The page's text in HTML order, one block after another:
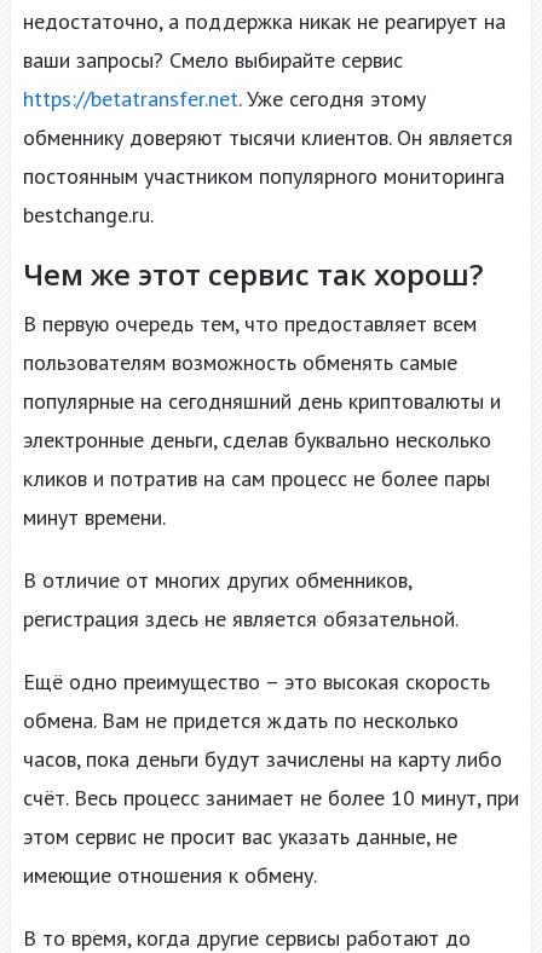
недостаточно, а поддержка никак не реагирует на
ваши запросы? Смело выбирайте сервис
https://betatransfer.net. Уже сегодня этому
обменнику доверяют тысячи клиентов. Он является
постоянным участником популярного мониторинга
bestchange.ru.
Чем же этот сервис так хорош?
В первую очередь тем, что предоставляет всем
пользователям возможность обменять самые
популярные на сегодняшний день криптовалюты и
электронные деньги, сделав буквально несколько
кликов и потратив на сам процесс не более пары
минут времени.
В отличие от многих других обменников,
регистрация здесь не является обязательной.
Ещё одно преимущество – это высокая скорость
обмена. Вам не придется ждать по несколько
часов, пока деньги будут зачислены на карту либо
счёт. Весь процесс занимает не более 10 минут, при
этом сервис не просит вас указать данные, не
имеющие отношения к обмену.
В то время, когда другие сервисы работают до